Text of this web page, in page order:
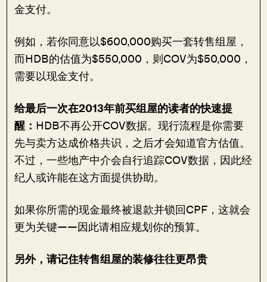
金支付。
例如，若你同意以$600,000购买一套转售组屋，
而HDB的估值为$550,000，则COV为$50,000，
需要以现金支付。
给最后一次在2013年前买组屋的读者的快速提
醒： HDB不再公开COV数据。现行流程是你需要
先与卖方达成价格共识，之后才会知道官方估值。
不过，一些地产中介会自行追踪COV数据，因此经
纪人或许能在这方面提供协助。
如果你所需的现金最终被退款并锁回CPF，这就会
更为关键——因此请相应规划你的预算。
另外，请记住转售组屋的装修往往更昂贵